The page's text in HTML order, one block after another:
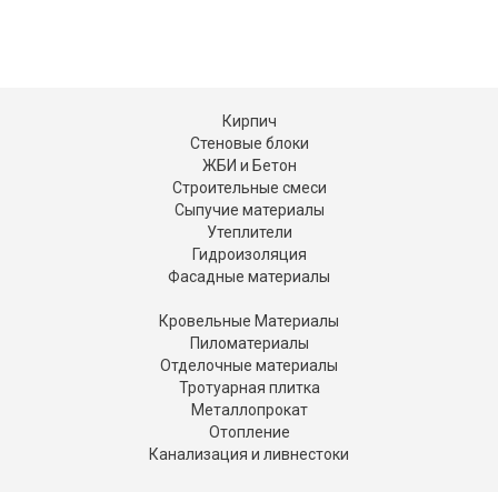
Кирпич
Стеновые блоки
ЖБИ и Бетон
Строительные смеси
Сыпучие материалы
Утеплители
Гидроизоляция
Фасадные материалы
Кровельные Материалы
Пиломатериалы
Отделочные материалы
Тротуарная плитка
Металлопрокат
Отопление
Канализация и ливнестоки